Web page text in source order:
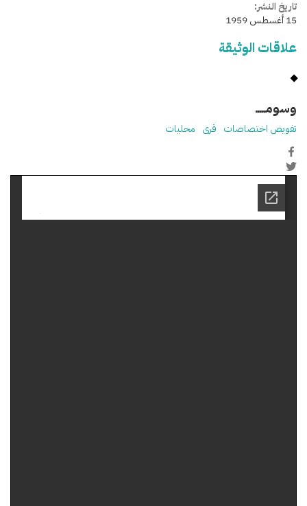
تاريخ النشر:
15 أغسطس 1959
علاقات الوثيقة
وسومـــــ
تفويض اختصاصات قرى محليات